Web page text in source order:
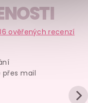
ověřených recenzí
je 5 z 5 hvězdiček.
mail